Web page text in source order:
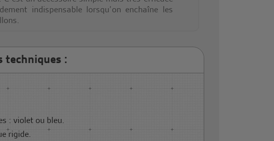
indispensable lorsqu’on enchaîne les
techniques :
: violet ou bleu.
rigide.